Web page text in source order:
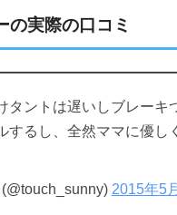
の実際の口コミ
タントは遅いしブレーキ
するし、全然ママに優し
2015年5